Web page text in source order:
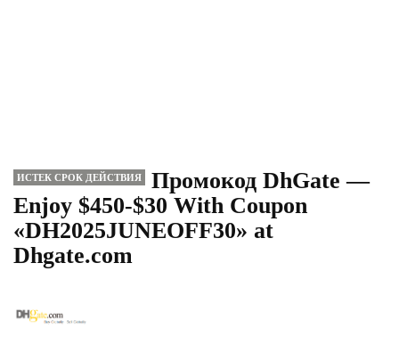
ИСТЕК СРОК ДЕЙСТВИЯ
Промокод DhGate —
Enjoy $450-$30 With Coupon
«DH2025JUNEOFF30» at
Dhgate.com